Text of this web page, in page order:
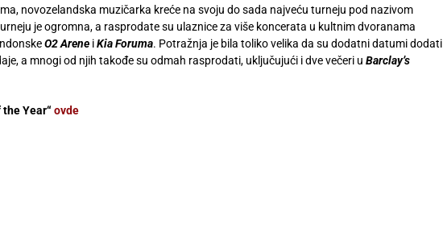
novozelandska muzičarka kreće na svoju do sada najveću turneju pod nazivom
je ogromna, a rasprodate su ulaznice za više koncerata u kultnim dvoranama
O2 Arene iKia Foruma. Potražnja je bila toliko velika da su dodatni datumi dodati
a mnogi od njih takođe su odmah rasprodati, uključujući i dve večeri u Barclay’s
Year“ ovde